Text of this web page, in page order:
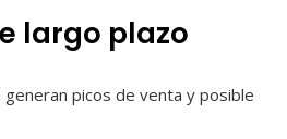
largo plazo
picos de venta y posible